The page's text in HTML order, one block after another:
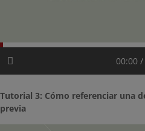
00:00 /
Tutorial 3: Cómo referenciar una
previa